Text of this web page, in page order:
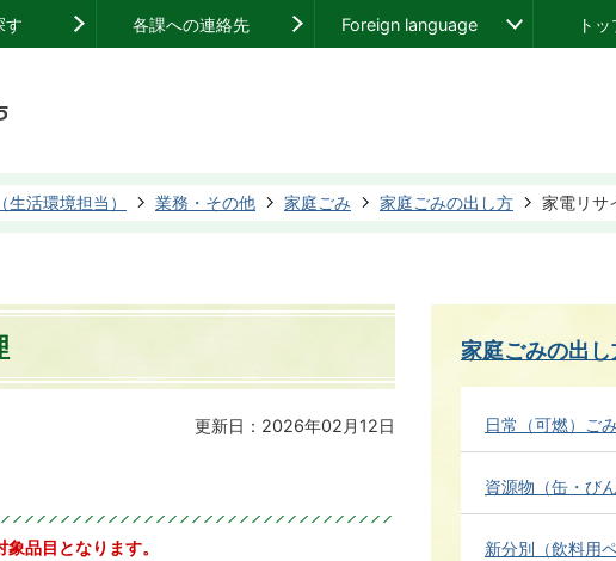
す 各課への連絡先 Foreign language ト
活環境担当） 業務・その他 家庭ごみ 家庭ごみの出し方 家電リサ
更新日：2026年02月12日
品目となります。
家庭ごみの出し
日常（可燃）ごみ
資源物（缶・びん
新分別（飲料用